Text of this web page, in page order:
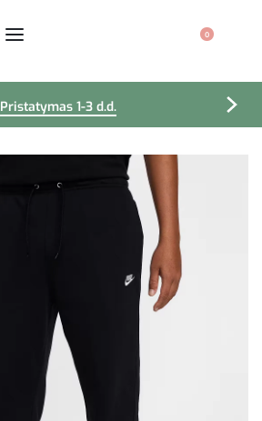
0
Pristatymas 1-3 d.d.